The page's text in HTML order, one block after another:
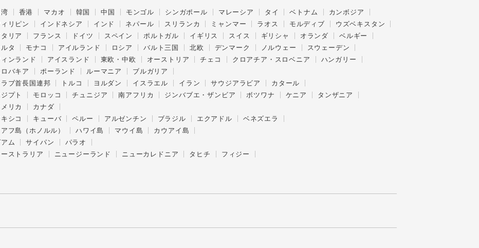
香港 マカオ 韓国 中国 モンゴル シンガポール マレーシア タイ ベトナム
カンボジア
リピン
インドネシア インド ネパール スリランカ ミャンマー ラオス モルディブ
ウズベキスタン
リア フランス ドイツ スペイン ポルトガル イギリス スイス ギリシャ オランダ
ベルギー
タ
モナコ アイルランド ロシア バルト三国 北欧 デンマーク ノルウェー
スウェーデン
ィンランド
アイスランド 東欧・中欧 オーストリア チェコ クロアチア・スロベニア
ハンガリー
ロバキア
ポーランド ルーマニア
ブルガリア
ラブ首長国連邦 トルコ ヨルダン イスラエル イラン サウジアラビア
カタール
プト モロッコ チュニジア 南アフリカ ジンバブエ・ザンビア ボツワナ ケニア
タンザニア
リカ
カナダ
キシコ キューバ ペルー アルゼンチン ブラジル エクアドル
ベネズエラ
フ島（ホノルル） ハワイ島 マウイ島
カウアイ島
ム サイパン
パラオ
ーストラリア ニュージーランド ニューカレドニア タヒチ フィジー